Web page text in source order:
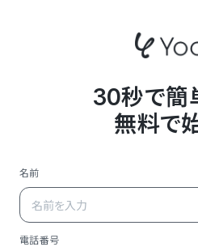
30秒で簡
無料で
名前
電話番号